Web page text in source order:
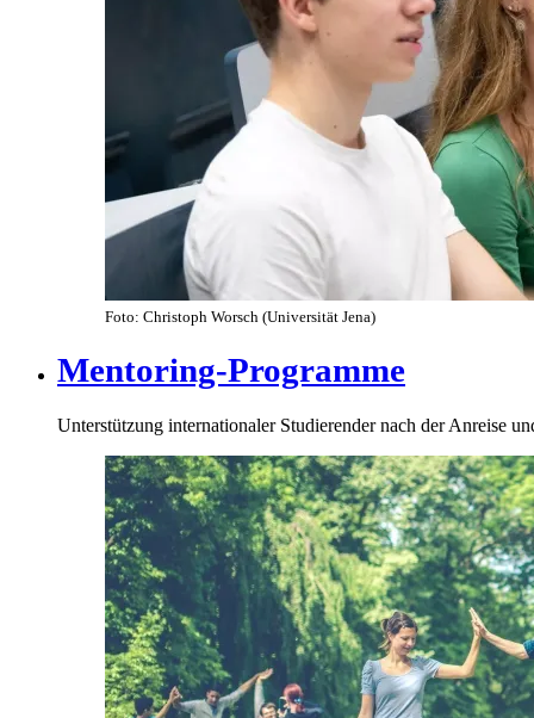
Foto: Christoph Worsch (Universität Jena)
Mentoring-Programme
Unterstützung internationaler Studierender nach der Anreise